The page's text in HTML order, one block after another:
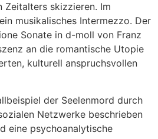
Zeitalters skizzieren. Im
musikalisches Intermezzo. Der
Sonate in d-moll von Franz
an die romantische Utopie
kulturell anspruchsvollen
der Seelenmord durch
Netzwerke beschrieben
eine psychoanalytische